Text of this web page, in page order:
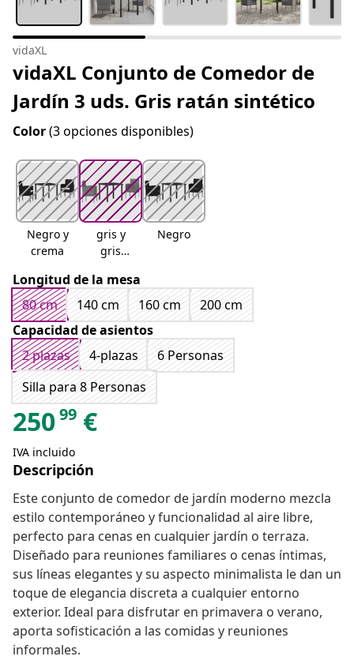
vidaXL
vidaXL Conjunto de Comedor de
Jardín 3 uds. Gris ratán sintético
Color(3 opciones disponibles)
Negro y
crema
gris y
gris
Negro
Longitud de la mesa
80 cm
140 cm 160 cm
200 cm
Capacidad de asientos
2 plazas
4-plazas
6 Personas
Silla para 8 Personas
25099 €
IVA incluido
Descripción
Este conjunto de comedor de jardín moderno mezcla
estilo contemporáneo y funcionalidad al aire libre,
perfecto para cenas en cualquier jardín o terraza.
Diseñado para reuniones familiares o cenas íntimas,
sus líneas elegantes y su aspecto minimalista le dan un
toque de elegancia discreta a cualquier entorno
exterior. Ideal para disfrutar en primavera o verano,
aporta sofisticación a las comidas y reuniones
informales.